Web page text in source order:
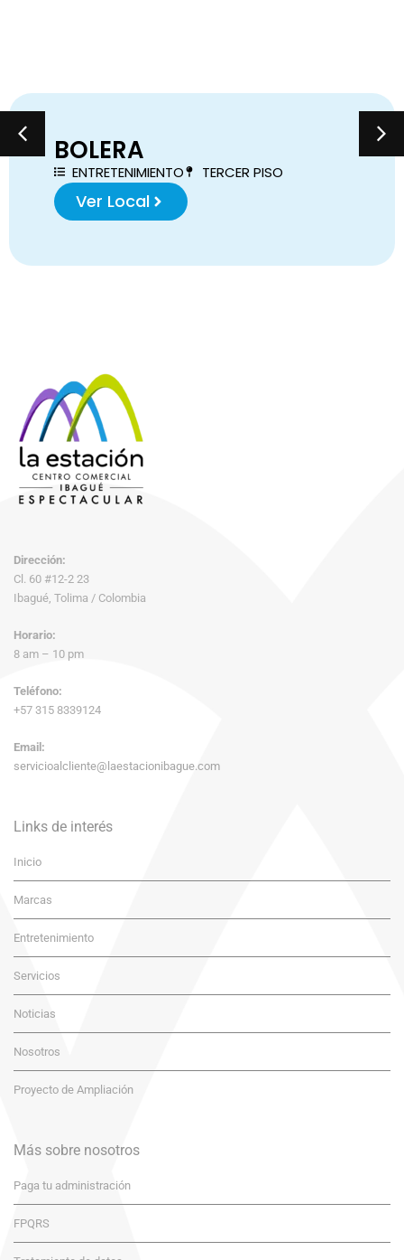
BOLERA
ENTRETENIMIENTO TERCER PISO
Ver Local
Dirección:
Cl. 60 #12-2 23
Ibagué, Tolima / Colombia
Horario:
8 am – 10 pm
Teléfono:
+57 315 8339124
Email:
servicioalcliente@laestacionibague.com
Links de interés
Inicio
Marcas
Entretenimiento
Servicios
Noticias
Nosotros
Proyecto de Ampliación
Más sobre nosotros
Paga tu administración
FPQRS